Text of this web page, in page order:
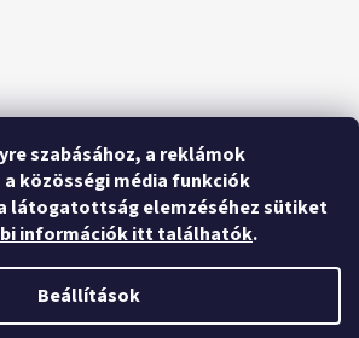
szabásához, a reklámok
közösségi média funkciók
látogatottság elemzéséhez sütiket
információk itt találhatók.
Beállítások